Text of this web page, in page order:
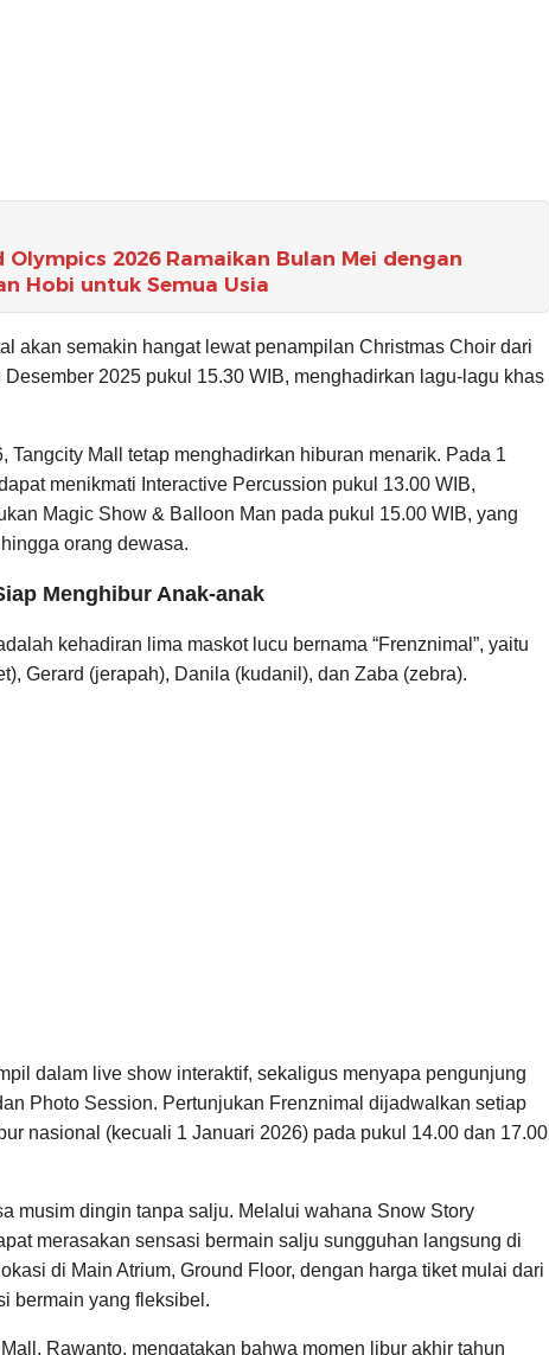
2026 Ramaikan Bulan Mei dengan
Hobi untuk Semua Usia
akan semakin hangat lewat penampilan Christmas Choir dari
2025 pukul 15.30 WIB, menghadirkan lagu-lagu khas
Tangcity Mall tetap menghadirkan hiburan menarik. Pada 1
menikmati Interactive Percussion pukul 13.00 WIB,
Magic Show & Balloon Man pada pukul 15.00 WIB, yang
orang dewasa.
Menghibur Anak-anak
kehadiran lima maskot lucu bernama “Frenznimal”, yaitu
Gerard (jerapah), Danila (kudanil), dan Zaba (zebra).
dalam live show interaktif, sekaligus menyapa pengunjung
Photo Session. Pertunjukan Frenznimal dijadwalkan setiap
nasional (kecuali 1 Januari 2026) pada pukul 14.00 dan 17.00
musim dingin tanpa salju. Melalui wahana Snow Story
merasakan sensasi bermain salju sungguhan langsung di
di Main Atrium, Ground Floor, dengan harga tiket mulai dari
bermain yang fleksibel.
Rawanto, mengatakan bahwa momen libur akhir tahun